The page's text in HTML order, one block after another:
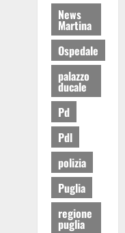
News
Martina
Ospedale
palazzo
ducale
Pd
Pdl
polizia
Puglia
regione
puglia